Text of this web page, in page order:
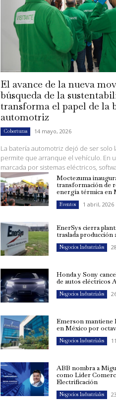
El avance de la nueva
búsqueda de la
transforma el papel de la
automotriz
Coberturas 14 mayo, 2026
La batería automotriz dejó de ser solo
permite que arranque el vehículo. En
marcada por sistemas eléctricos,
Moctezuma
transformación de
energía térmica en
Eventos 1 abril, 2026
EnerSys cierra
traslada producción
Negocios Industriales
Honda y Sony
de autos eléctricos
Negocios Industriales
Emerson mantiene
en México por
Negocios Industriales
ABB nombra a
como Líder
Electrificación
Negocios Industriales